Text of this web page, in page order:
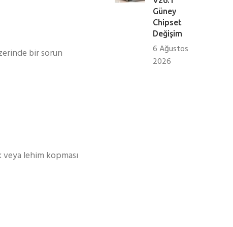
bir sorun
lehim kopması
Güney
Chipset
Değişim
6 Ağustos
2026